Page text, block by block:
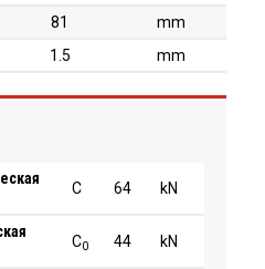
81
mm
1.5 mm
C 64 kN
C0 44 kN